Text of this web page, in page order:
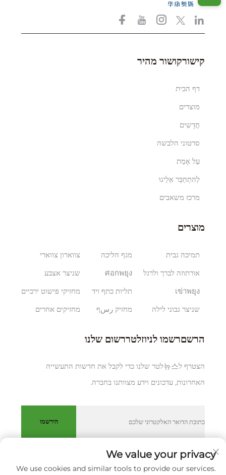
קישורקושור מהיר
דף הבית
מוצרים
חֲדָשִים
סרטוני הלבשה
עַל אָמַת
לְהִתְחַבֵּר אֵלֵינוּ
מרכז משאבים
מוצרים
תמיכה גבית
אורתוזה לברך ולרגל
เข่าพยุง
שניצר גבוני לילה
מגף הליכה
ศอกพยุง
תליות כתף ויד
מחזיק رسף
צווארון צווארי
שניצר אצבע
מחזיקי פישוט ירכיים
מחזיקים אחרים
הרשםרשמו לניוזלטררשום שלנו
הצטרף ל뉴스לטר שלנו כדי לקבל את חדשות התעשייה
האחרונות, עדכונים וידע מצוותנו בחברה.
הירשמו
כל הזכויות שמורות © XIAMEN HUAKANG ORTHOPEDIC CO.,
We value your privacy
We use cookies and similar tools to provide our services.